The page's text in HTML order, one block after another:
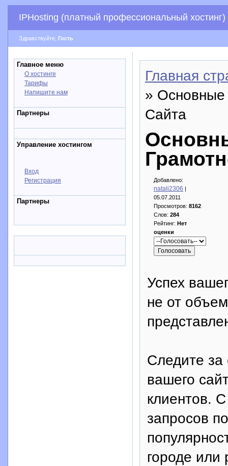
IPHosting (платный профессиональный хостинг)
Здравствуйте, Гость
Главное меню
О хостинге
Тарифы
Напишите нам
Партнеры
Управление хостингом
Вход
Регистрация
Партнеры
Главная
» Основные
Сайта
Добавлено:
natali2306 |
05.07.2011
Просмотров: 8162
Слов: 284
Рейтинг: Нет
оценки
Успех
не от
Следите за
вашего
клиентов.
запросов
городе или